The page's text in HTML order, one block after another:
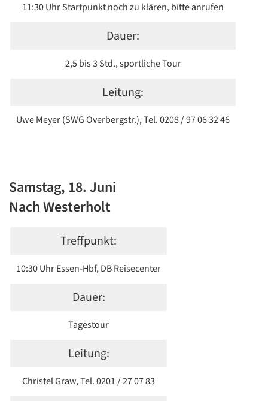
11:30 Uhr Startpunkt noch zu klären, bitte anrufen
Dauer:
2,5 bis 3 Std., sportliche Tour
Leitung:
Uwe Meyer (SWG Overbergstr.), Tel. 0208 / 97 06 32 46
Samstag, 18. Juni
Nach Westerholt
Treffpunkt:
10:30 Uhr Essen-Hbf, DB Reisecenter
Dauer:
Tagestour
Leitung:
Christel Graw, Tel. 0201 / 27 07 83